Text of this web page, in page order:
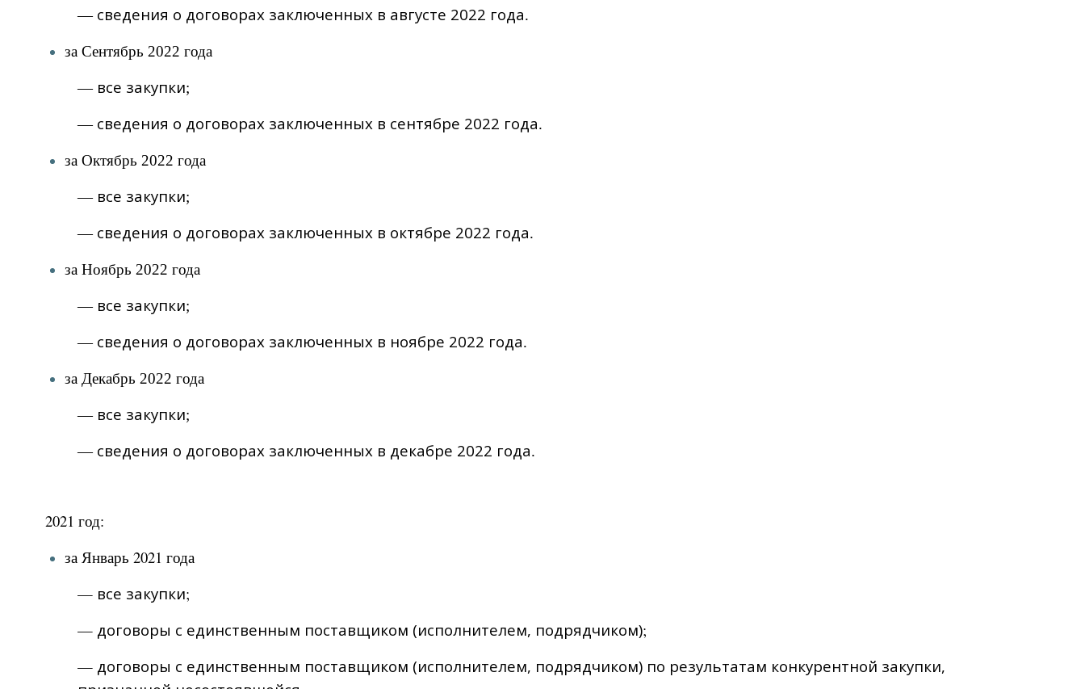
— сведения о договорах заключенных в августе 2022 года.
за Сентябрь 2022 года
— все закупки;
— сведения о договорах заключенных в сентябре 2022 года.
за Октябрь 2022 года
— все закупки;
— сведения о договорах заключенных в октябре 2022 года.
за Ноябрь 2022 года
— все закупки;
— сведения о договорах заключенных в ноябре 2022 года.
за Декабрь 2022 года
— все закупки;
— сведения о договорах заключенных в декабре 2022 года.
2021 год:
за Январь 2021 года
— все закупки;
— договоры с единственным поставщиком (исполнителем, подрядчиком);
— договоры с единственным поставщиком (исполнителем, подрядчиком) по результатам конкурентной закупки,